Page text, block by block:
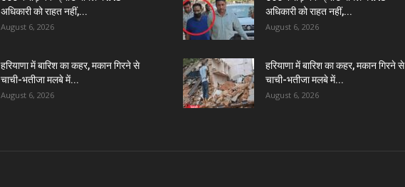
अधिकारी को राहत नहीं,...
August 6, 2026
हरियाणा में बारिश का कहर, मकान गिरने से
चाची-भतीजा मलबे में...
August 6, 2026
अधिकारी को राहत नहीं,...
August 6, 2026
हरियाणा में बारिश का कहर, मकान गिरने से
चाची-भतीजा मलबे में...
August 6, 2026